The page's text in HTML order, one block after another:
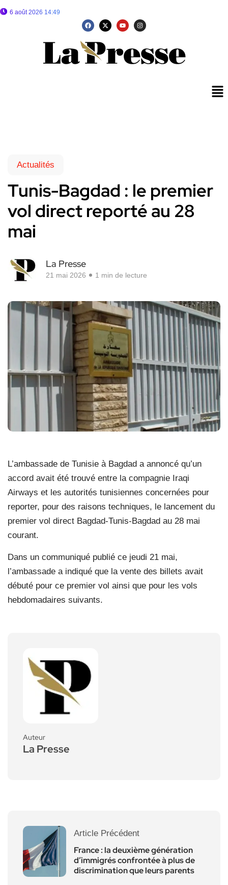
6 août 2026 14:49
Actualités
Tunis-Bagdad : le premier
vol direct reporté au 28
mai
La Presse
21 mai 2026 1 min de lecture
L’ambassade de Tunisie à Bagdad a annoncé qu’un
accord avait été trouvé entre la compagnie Iraqi
Airways et les autorités tunisiennes concernées pour
reporter, pour des raisons techniques, le lancement du
premier vol direct Bagdad-Tunis-Bagdad au 28 mai
courant.
Dans un communiqué publié ce jeudi 21 mai,
l’ambassade a indiqué que la vente des billets avait
débuté pour ce premier vol ainsi que pour les vols
hebdomadaires suivants.
Auteur
La Presse
Article Précédent
France : la deuxième génération
d’immigrés confrontée à plus de
discrimination que leurs parents